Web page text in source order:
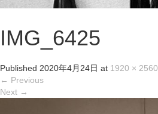
IMG_6425
Published 2020年4月24日 at 1920 × 2560
← Previous
Next →